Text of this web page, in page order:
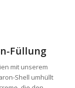
Füllung
mit unserem
Shell umhüllt